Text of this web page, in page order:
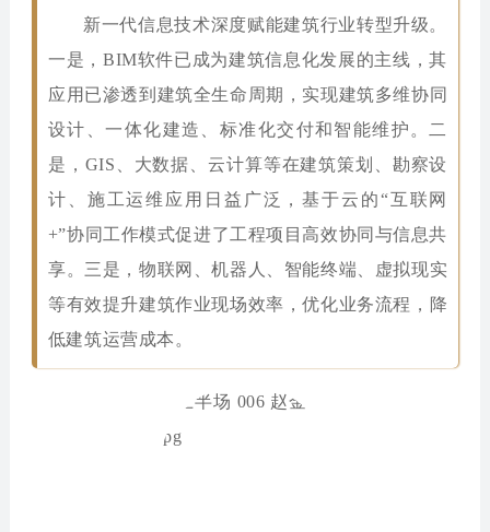
新一代信息技术深度赋能建筑行业转型升级。
一是，BIM软件已成为建筑信息化发展的主线，其
应用已渗透到建筑全生命周期，实现建筑多维协同
设计、一体化建造、标准化交付和智能维护。二
是，GIS、大数据、云计算等在建筑策划、勘察设
计、施工运维应用日益广泛，基于云的“互联网
+”协同工作模式促进了工程项目高效协同与信息共
享。三是，物联网、机器人、智能终端、虚拟现实
等有效提升建筑作业现场效率，优化业务流程，降
低建筑运营成本。